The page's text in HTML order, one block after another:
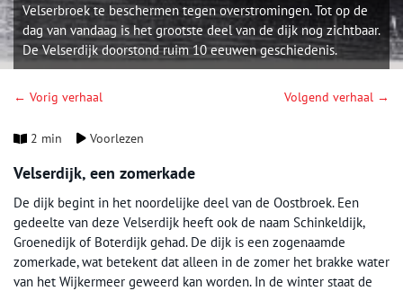
Velserbroek te beschermen tegen overstromingen. Tot op de
dag van vandaag is het grootste deel van de dijk nog zichtbaar.
De Velserdijk doorstond ruim 10 eeuwen geschiedenis.
← Vorig verhaal Volgend verhaal →
2 min Voorlezen
Velserdijk, een zomerkade
De dijk begint in het noordelijke deel van de Oostbroek. Een
gedeelte van deze Velserdijk heeft ook de naam Schinkeldijk,
Groenedijk of Boterdijk gehad. De dijk is een zogenaamde
zomerkade, wat betekent dat alleen in de zomer het brakke water
van het Wijkermeer geweerd kan worden. In de winter staat de